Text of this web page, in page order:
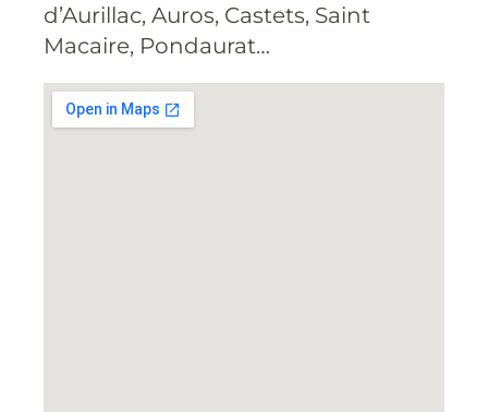
d’Aurillac, Auros, Castets, Saint
Macaire, Pondaurat…